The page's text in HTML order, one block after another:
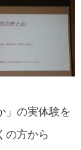
」の実体験を
の方から